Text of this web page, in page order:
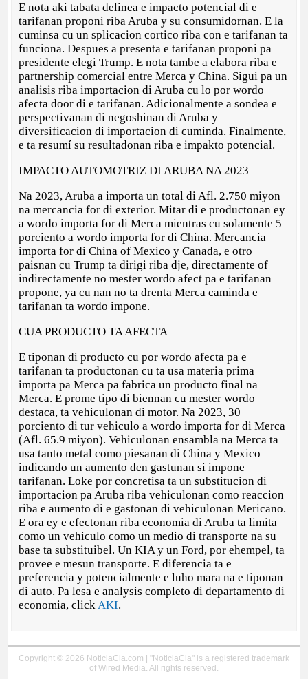
E nota aki tabata delinea e impacto potencial di e
tarifanan proponi riba Aruba y su consumidornan. E la
cuminsa cu un splicacion cortico riba con e tarifanan ta
funciona. Despues a presenta e tarifanan proponi pa
presidente elegi Trump. E nota tambe a elabora riba e
partnership comercial entre Merca y China. Sigui pa un
analisis riba importacion di Aruba cu lo por wordo
afecta door di e tarifanan. Adicionalmente a sondea e
perspectivanan di negoshinan di Aruba y
diversificacion di importacion di cuminda. Finalmente,
e ta resumí su resultadonan riba e impakto potencial.
IMPACTO AUTOMOTRIZ DI ARUBA NA 2023
Na 2023, Aruba a importa un total di Afl. 2.750 miyon
na mercancia for di exterior. Mitar di e productonan ey
a wordo importa for di Merca mientras cu solamente 5
porciento a wordo importa for di China. Mercancia
importa for di China of Mexico y Canada, e otro
paisnan cu Trump ta dirigi riba dje, directamente of
indirectamente no mester wordo afect pa e tarifanan
propone, ya cu nan no ta drenta Merca caminda e
tarifanan ta wordo impone.
CUA PRODUCTO TA AFECTA
E tiponan di producto cu por wordo afecta pa e
tarifanan ta productonan cu ta usa materia prima
importa pa Merca pa fabrica un producto final na
Merca. E prome tipo di biennan cu mester wordo
destaca, ta vehiculonan di motor. Na 2023, 30
porciento di tur vehiculo a wordo importa for di Merca
(Afl. 65.9 miyon). Vehiculonan ensambla na Merca ta
usa tanto metal como piesanan di China y Mexico
indicando un aumento den gastunan si impone
tarifanan. Loke por concretisa ta un substitucion di
importacion pa Aruba riba vehiculonan como reaccion
riba e aumento di e gastonan di vehiculonan Mericano.
E ora ey e efectonan riba economia di Aruba ta limita
como un vehiculo como un medio di transporte na su
base ta substituibel. Un KIA y un Ford, por ehempel, ta
provee ​​e mesun transporte. E diferencia ta e
preferencia y potencialmente e luho mara na e tiponan
di auto. Pa lesa e analysis completo di departamento di
economia, clickAKI.
Copyright © 2026 NoticiaCla.com | "NoticiaCla" is a registered trademark
of Wired Media. All rights reserved.